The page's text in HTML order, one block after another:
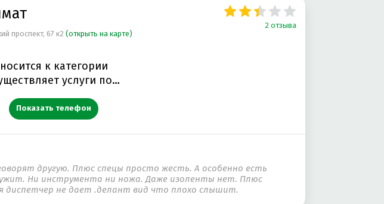
2 отзыва
проспект, 67 к2 (открыть на карте)
к категории
Показать телефон
другую. Плюс спецы просто жесть. А особенно есть
Ни инструмента ни ножа. Даже изоленты нет. Плюс
диспетчер не дает .делант вид что плохо слышит.